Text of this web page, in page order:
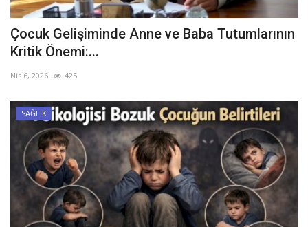
Çocuk Gelişiminde Anne ve Baba Tutumlarının
Kritik Önemi:...
Nis 6, 2026 425
SAĞLIK